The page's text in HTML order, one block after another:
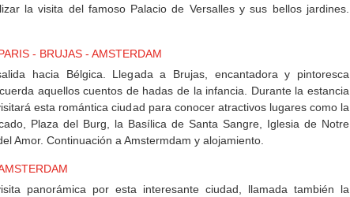
la visita del famoso Palacio de Versalles y sus bellos jardines.
- BRUJAS - AMSTERDAM
hacia Bélgica. Llegada a Brujas, encantadora y pintoresca
aquellos cuentos de hadas de la infancia. Durante la estancia
esta romántica ciudad para conocer atractivos lugares como la
Plaza del Burg, la Basílica de Santa Sangre, Iglesia de Notre
Amor. Continuación a Amstermdam y alojamiento.
panorámica por esta interesante ciudad, llamada también la